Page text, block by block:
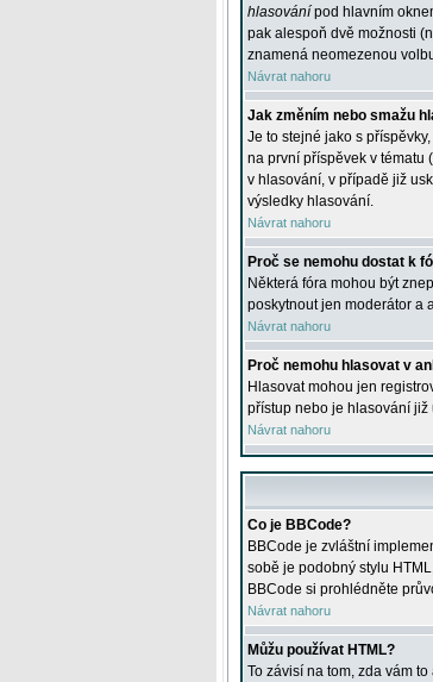
hlasování pod hlavním
pak alespoň dvě možnosti
znamená neomezenou
Návrat nahoru
Jak změním nebo smažu
Je to stejné jako s
na první příspěvek v tématu
v hlasování, v případě již
výsledky hlasování.
Návrat nahoru
Proč se nemohu dostat k
Některá fóra mohou být
poskytnout jen moderátor a
Návrat nahoru
Proč nemohu hlasovat v
Hlasovat mohou jen
přístup nebo je hlasování již
Návrat nahoru
Co je BBCode?
BBCode je zvláštní
sobě je podobný stylu
BBCode si prohlédněte
Návrat nahoru
Můžu používat HTML?
To závisí na tom, zda vám